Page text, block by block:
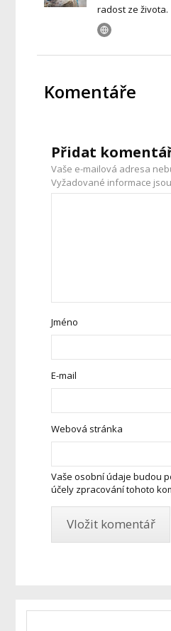
radost ze života.
Komentáře
Přidat
Vaše e-mailová adresa
Vyžadované informace
Jméno
E-mail
Webová stránka
Vaše osobní údaje budou
účely zpracování tohoto